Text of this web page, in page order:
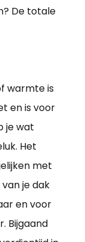
De totale
warmte is
en is voor
je wat
Het
met
je dak
en voor
Bijgaand